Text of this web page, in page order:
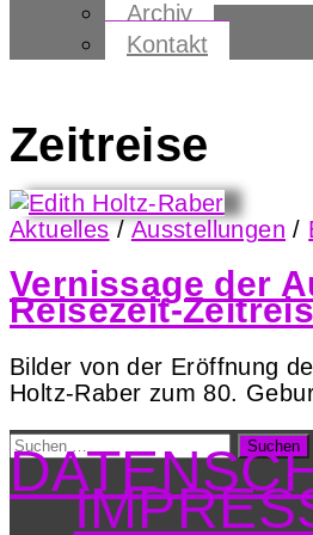
Archiv
Kontakt
Zeitreise
Aktuelles/Ausstellungen /
Vernissage der
Reisezeit-
Bilder von der Eröffnung
Holtz-Raber zum 80.
Suchen
nach: